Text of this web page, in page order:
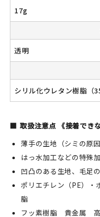
お問い合わせ
17g
透明
シリル化ウレタン樹脂（
取扱注意点 《接着でき
薄手の生地（シミの原
はっ水加工などの特殊
凹凸のある生地、毛足
ポリエチレン（PE）・
脂
フッ素樹脂 貴金属 高